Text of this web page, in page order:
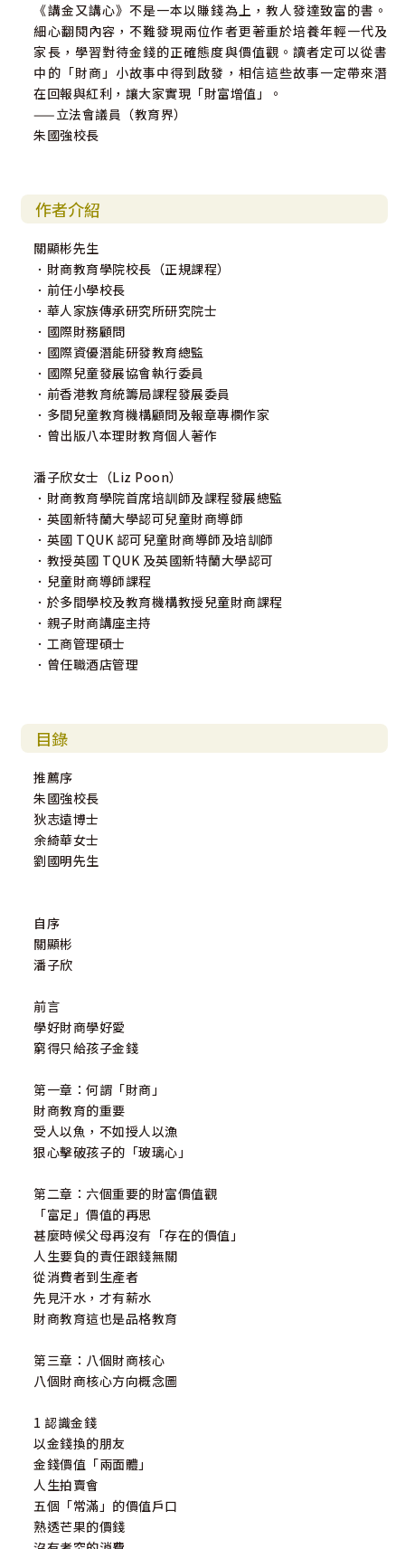
《講金又講心》不是一本以賺錢為上，教人發達致富的書。
細心翻閱內容，不難發現兩位作者更著重於培養年輕一代及
家長，學習對待金錢的正確態度與價值觀。讀者定可以從書
中的「財商」小故事中得到啟發，相信這些故事一定帶來潛
在回報與紅利，讓大家實現「財富增值」。
——立法會議員（教育界）
朱國強校長
作者介紹
關顯彬先生
．財商教育學院校長（正規課程）
．前任小學校長
．華人家族傳承研究所研究院士
．國際財務顧問
．國際資優潛能研發教育總監
．國際兒童發展協會執行委員
．前香港教育統籌局課程發展委員
．多間兒童教育機構顧問及報章專欄作家
．曾出版八本理財教育個人著作
潘子欣女士（Liz Poon）
．財商教育學院首席培訓師及課程發展總監
．英國新特蘭大學認可兒童財商導師
．英國 TQUK 認可兒童財商導師及培訓師
．教授英國 TQUK 及英國新特蘭大學認可
．兒童財商導師課程
．於多間學校及教育機構教授兒童財商課程
．親子財商講座主持
．工商管理碩士
．曾任職酒店管理
目錄
推薦序
朱國強校長
狄志遠博士
余綺華女士
劉國明先生
自序
關顯彬
潘子欣
前言
學好財商學好愛
窮得只給孩子金錢
第一章：何謂「財商」
財商教育的重要
受人以魚，不如授人以漁
狠心擊破孩子的「玻璃心」
第二章：六個重要的財富價值觀
「富足」價值的再思
甚麼時候父母再沒有「存在的價值」
人生要負的責任跟錢無關
從消費者到生產者
先見汗水，才有薪水
財商教育這也是品格教育
第三章：八個財商核心
八個財商核心方向概念圖
1 認識金錢
以金錢換的朋友
金錢價值「兩面體」
人生拍賣會
五個「常滿」的價值戶口
熟透芒果的價錢